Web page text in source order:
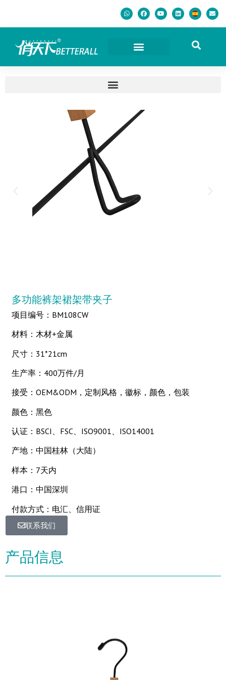
多功能裤架裙架带夹子
项目编号：BM108CW
材料：木材+金属
尺寸：31*21cm
生产率：400万件/月
接受：OEM&ODM，定制风格，徽标，颜色，包装
颜色：黑色
认证：BSCI、FSC、ISO9001、ISO14001
产地：中国桂林（大陆）
样本：7天内
港口：中国深圳
付款方式：电汇、信用证
联系我们
产品信息